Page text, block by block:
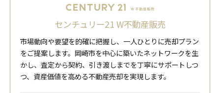
センチュリー21 W不動産販売
市場動向や要望を的確に把握し、一人ひとりに売却プラン
をご提案します。岡崎市を中心に築いたネットワークを生
かし、査定から契約、引き渡しまでを丁寧にサポートしつ
つ、資産価値を高める不動産売却を実現します。